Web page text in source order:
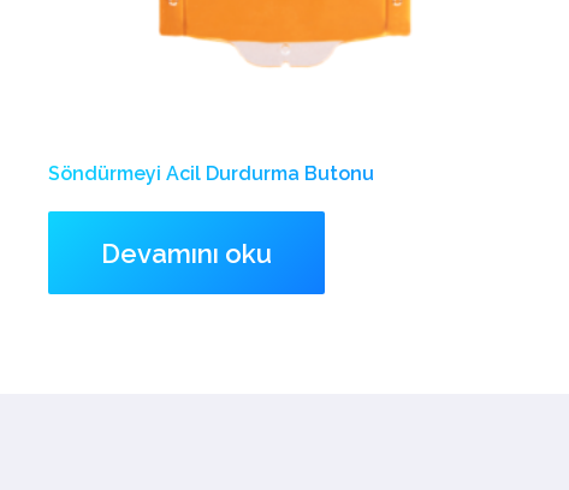
Söndürmeyi Acil Durdurma Butonu
Devamını oku